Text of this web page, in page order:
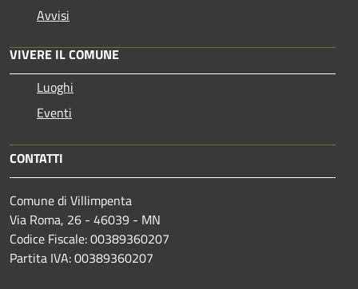
Avvisi
VIVERE IL COMUNE
Luoghi
Eventi
CONTATTI
Comune di Villimpenta
Via Roma, 26 - 46039 - MN
Codice Fiscale: 00389360207
Partita IVA: 00389360207